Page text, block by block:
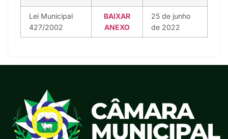
Lei Municipal
427/2002
BAIXAR
ANEXO
25 de junho
de 2022